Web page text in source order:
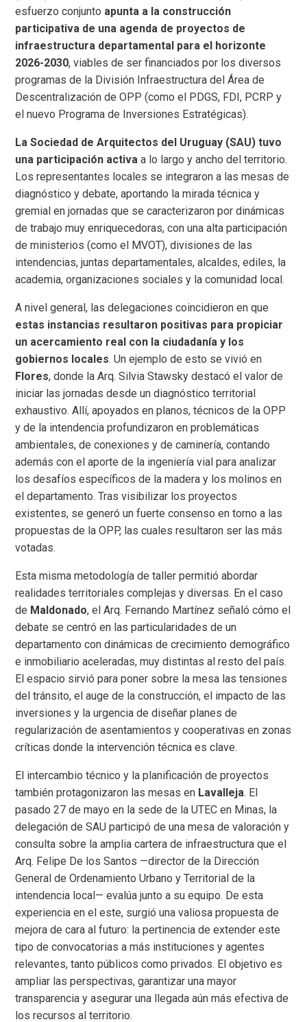
esfuerzo conjunto apunta a la construcción
participativa de una agenda de proyectos de
infraestructura departamental para el horizonte
2026-2030, viables de ser financiados por los diversos
programas de la División Infraestructura del Área de
Descentralización de OPP (como el PDGS, FDI, PCRP y
el nuevo Programa de Inversiones Estratégicas).
La Sociedad de Arquitectos del Uruguay (SAU) tuvo
una participación activa a lo largo y ancho del territorio.
Los representantes locales se integraron a las mesas de
diagnóstico y debate, aportando la mirada técnica y
gremial en jornadas que se caracterizaron por dinámicas
de trabajo muy enriquecedoras, con una alta participación
de ministerios (como el MVOT), divisiones de las
intendencias, juntas departamentales, alcaldes, ediles, la
academia, organizaciones sociales y la comunidad local.
A nivel general, las delegaciones coincidieron en que
estas instancias resultaron positivas para propiciar
un acercamiento real con la ciudadanía y los
gobiernos locales. Un ejemplo de esto se vivió en
Flores, donde la Arq. Silvia Stawsky destacó el valor de
iniciar las jornadas desde un diagnóstico territorial
exhaustivo. Allí, apoyados en planos, técnicos de la OPP
y de la intendencia profundizaron en problemáticas
ambientales, de conexiones y de caminería, contando
además con el aporte de la ingeniería vial para analizar
los desafíos específicos de la madera y los molinos en
el departamento. Tras visibilizar los proyectos
existentes, se generó un fuerte consenso en torno a las
propuestas de la OPP, las cuales resultaron ser las más
votadas.
Esta misma metodología de taller permitió abordar
realidades territoriales complejas y diversas. En el caso
de Maldonado, el Arq. Fernando Martínez señaló cómo el
debate se centró en las particularidades de un
departamento con dinámicas de crecimiento demográfico
e inmobiliario aceleradas, muy distintas al resto del país.
El espacio sirvió para poner sobre la mesa las tensiones
del tránsito, el auge de la construcción, el impacto de las
inversiones y la urgencia de diseñar planes de
regularización de asentamientos y cooperativas en zonas
críticas donde la intervención técnica es clave.
El intercambio técnico y la planificación de proyectos
también protagonizaron las mesas en Lavalleja. El
pasado 27 de mayo en la sede de la UTEC en Minas, la
delegación de SAU participó de una mesa de valoración y
consulta sobre la amplia cartera de infraestructura que el
Arq. Felipe De los Santos —director de la Dirección
General de Ordenamiento Urbano y Territorial de la
intendencia local— evalúa junto a su equipo. De esta
experiencia en el este, surgió una valiosa propuesta de
mejora de cara al futuro: la pertinencia de extender este
tipo de convocatorias a más instituciones y agentes
relevantes, tanto públicos como privados. El objetivo es
ampliar las perspectivas, garantizar una mayor
transparencia y asegurar una llegada aún más efectiva de
los recursos al territorio.